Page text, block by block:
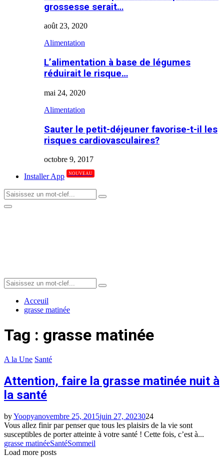
grossesse serait…
août 23, 2020
Alimentation
L’alimentation à base de légumes
réduirait le risque…
mai 24, 2020
Alimentation
Sauter le petit-déjeuner favorise-t-il les
risques cardiovasculaires?
octobre 9, 2017
Installer App
NOUVEAU
Search
for:
Search
Primary
Search
for:
Search
Acceuil
grasse matinée
Tag : grasse matinée
A la Une Santé
Attention, faire la grasse matinée nuit à
la santé
byYoopyanovembre 25, 2015juin 27, 2023024
Vous allez finir par penser que tous les plaisirs de la vie sont
susceptibles de porter atteinte à votre santé ! Cette fois, c’est à...
grasse matinéeSantéSommeil
Load more posts